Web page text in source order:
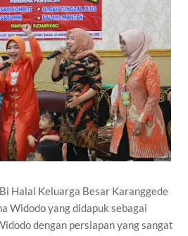
Halal Keluarga Besar Karanggede
Widodo yang didapuk sebagai
dengan persiapan yang sangat